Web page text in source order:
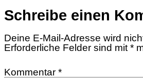
Schreibe einen
Deine E-Mail-Adresse wird
Erforderliche Felder sind mit *
Kommentar *